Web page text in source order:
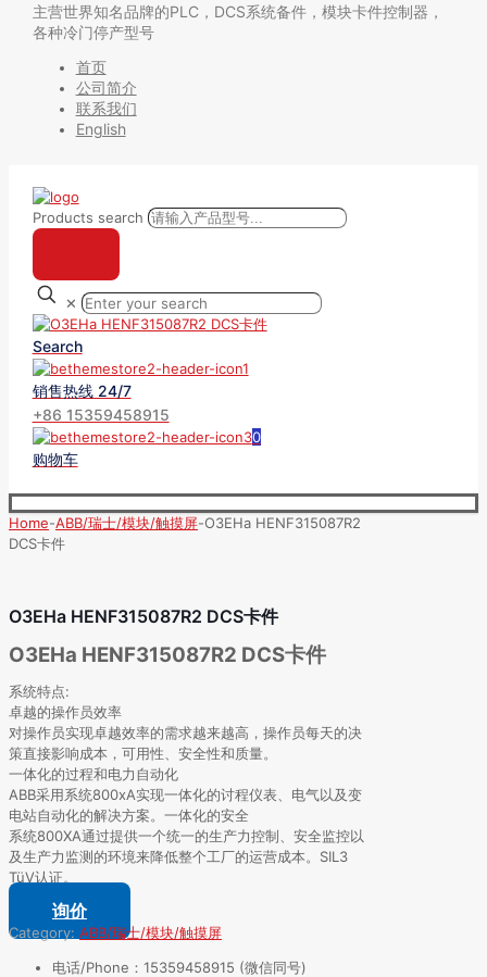
主营世界知名品牌的PLC，DCS系统备件，模块卡件控制器，
各种冷门停产型号
首页
公司简介
联系我们
English
Products search
✕
Search
销售热线 24/7
+86 15359458915
0
购物车
Home-ABB/瑞士/模块/触摸屏-O3EHa HENF315087R2
DCS卡件
O3EHa HENF315087R2 DCS卡件
O3EHa HENF315087R2 DCS卡件
系统特点:
卓越的操作员效率
对操作员实现卓越效率的需求越来越高，操作员每天的决
策直接影响成本，可用性、安全性和质量。
一体化的过程和电力自动化
ABB采用系统800xA实现一体化的讨程仪表、电气以及变
电站自动化的解决方案。一体化的安全
系统800XA通过提供一个统一的生产力控制、安全监控以
及生产力监测的环境来降低整个工厂的运营成本。SIL3
TüV认证。
询价
Category: ABB/瑞士/模块/触摸屏
电话/Phone：15359458915 (微信同号)